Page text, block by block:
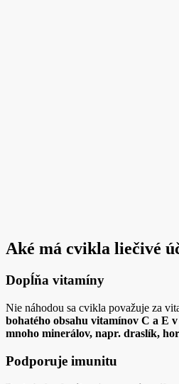
Aké má cvikla liečivé
Dopĺňa vitamíny
Nie náhodou sa cvikla považuje za
bohatého obsahu vitamínov C a E
mnoho minerálov, napr. draslík,
Podporuje imunitu